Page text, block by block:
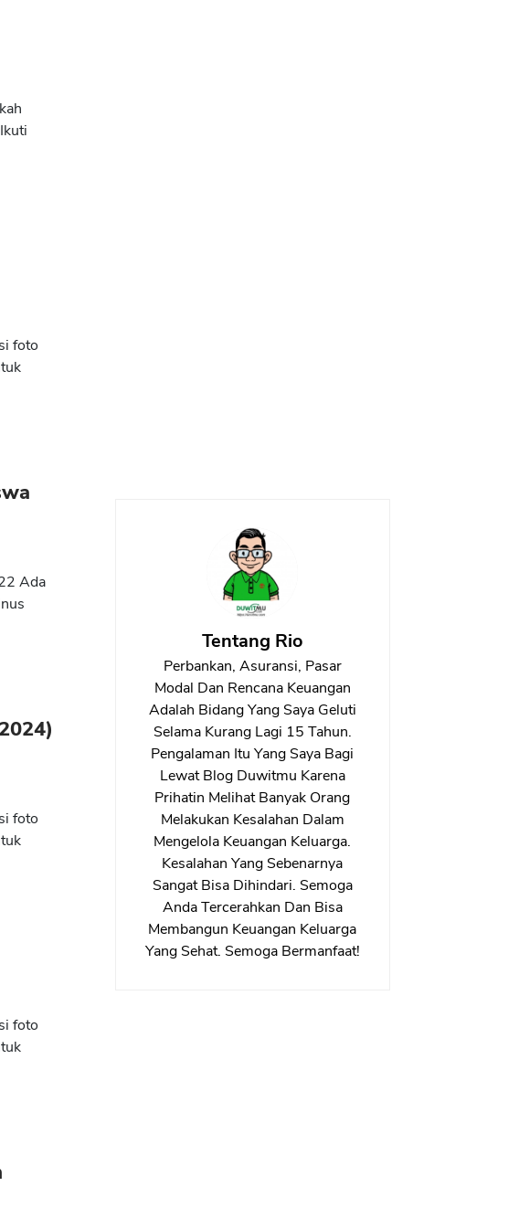
foto
Ada
foto
foto
Tentang Rio
Perbankan, Asuransi, Pasar
Modal Dan Rencana Keuangan
Adalah Bidang Yang Saya Geluti
Selama Kurang Lagi 15 Tahun.
Pengalaman Itu Yang Saya Bagi
Lewat Blog Duwitmu Karena
Prihatin Melihat Banyak Orang
Melakukan Kesalahan Dalam
Mengelola Keuangan Keluarga.
Kesalahan Yang Sebenarnya
Sangat Bisa Dihindari. Semoga
Anda Tercerahkan Dan Bisa
Membangun Keuangan Keluarga
Yang Sehat. Semoga Bermanfaat!